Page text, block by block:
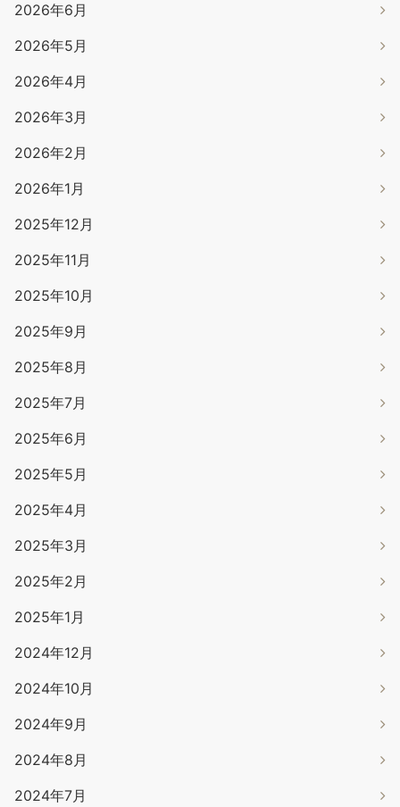
2026年6月
2026年5月
2026年4月
2026年3月
2026年2月
2026年1月
2025年12月
2025年11月
2025年10月
2025年9月
2025年8月
2025年7月
2025年6月
2025年5月
2025年4月
2025年3月
2025年2月
2025年1月
2024年12月
2024年10月
2024年9月
2024年8月
2024年7月